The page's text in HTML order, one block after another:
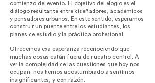
comienzo del evento. El objetivo del elogio es el
diálogo resultante entre diseñadores, académicos
y pensadores urbanos. En este sentido, esperamos
construir un puente entre los estudiantes, los
planes de estudio y la práctica profesional.
Ofrecemos esa esperanza reconociendo que
muchas cosas están fuera de nuestro control. Al
ver la complejidad de las cuestiones que hoy nos
ocupan, nos hemos acostumbrado a sentirnos
insignificantes, y con razón.